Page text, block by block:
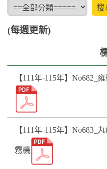
type 搜尋
(每週更新)
【111年-115年】No682_
【111年-115年】No683_
霧機